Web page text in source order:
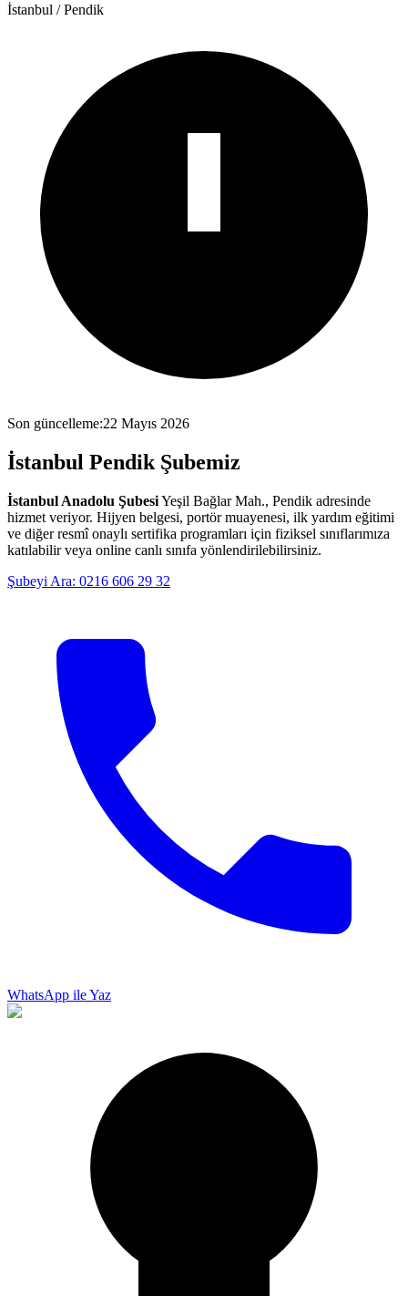
İstanbul /Pendik
Son güncelleme:22 Mayıs 2026
İstanbul Pendik Şubemiz
İstanbul Anadolu ŞubesiYeşil Bağlar Mah., Pendik adresinde
hizmet veriyor. Hijyen belgesi, portör muayenesi, ilk yardım eğitimi
ve diğer resmî onaylı sertifika programları için fiziksel sınıflarımıza
katılabilir veya online canlı sınıfa yönlendirilebilirsiniz.
Şubeyi Ara: 0216 606 29 32
WhatsApp ile Yaz